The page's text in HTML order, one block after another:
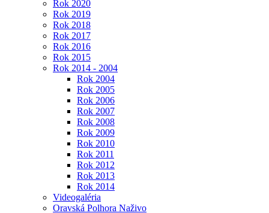
Rok 2020
Rok 2019
Rok 2018
Rok 2017
Rok 2016
Rok 2015
Rok 2014 - 2004
Rok 2004
Rok 2005
Rok 2006
Rok 2007
Rok 2008
Rok 2009
Rok 2010
Rok 2011
Rok 2012
Rok 2013
Rok 2014
Videogaléria
Oravská Polhora Naživo